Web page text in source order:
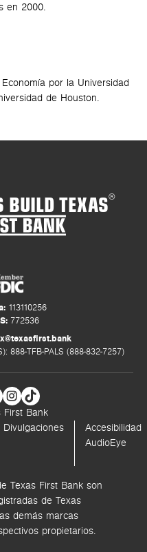
en 2000.
por la Universidad
de Houston.
BUILD TEXAS®
113110256
772536
888-TFB-PALS (888-832-7257)
Bank
Divulgaciones
Accesibilidad
AudioEye
Texas First Bank son
de Texas
demás marcas
propietarios.